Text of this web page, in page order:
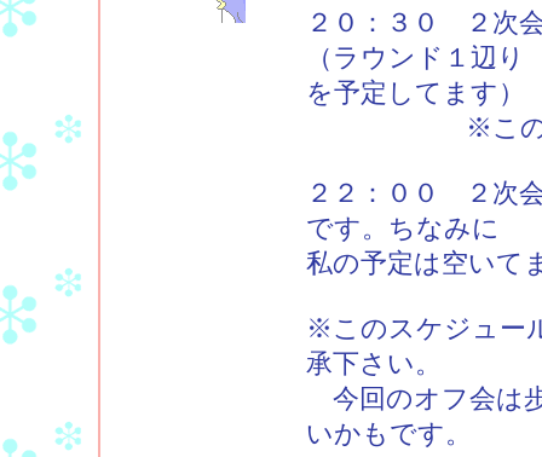
２０：３０ ２次
（ラウンド１辺り
を予定してます）
※この辺りで
２２：００ ２次
です。ちなみに
私の予定は空いて
※このスケジュー
承下さい。
今回のオフ会は
いかもです。